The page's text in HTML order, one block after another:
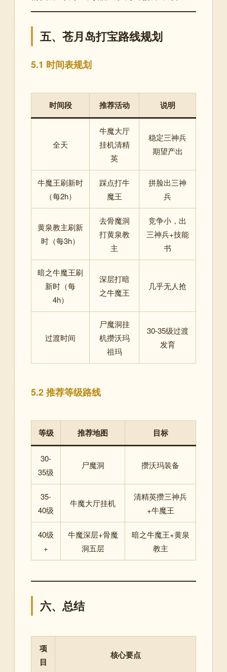
五、苍月岛打宝路线规划
5.1 时间表规划
时间段 推荐活动 说明
全天
牛魔大厅
挂机清精
英
稳定三神兵
期望产出
牛魔王刷新时
（每2h）
踩点打牛
魔王
拼脸出三神
兵
黄泉教主刷新
时（每3h）
去骨魔洞
打黄泉教
主
竞争小，出
三神兵+技能
书
暗之牛魔王刷
新时（每
4h）
深层打暗
之牛魔王
几乎无人抢
过渡时间
尸魔洞挂
机攒沃玛
祖玛
30-35级过渡
发育
5.2 推荐等级路线
等级 推荐地图 目标
30-
35级
尸魔洞 攒沃玛装备
35-
40级
牛魔大厅挂机
清精英攒三神兵
+牛魔王
40级
+
牛魔深层+骨魔
洞五层
暗之牛魔王+黄泉
教主
六、总结
项
目
核心要点